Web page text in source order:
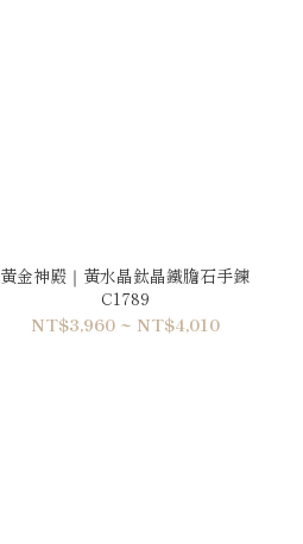
黃金神殿｜黃水晶鈦晶鐵膽石手鍊
C1789
NT$3,960 ~ NT$4,010